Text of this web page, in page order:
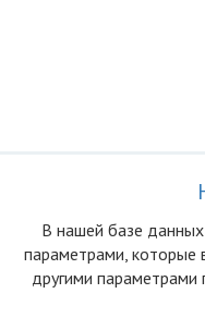
В нашей базе
параметрами, которые
другими параметрами